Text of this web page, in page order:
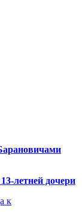
летней дочери
к